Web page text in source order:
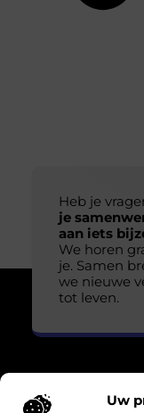
Uw
Heb je
je
aan iets
We horen
je. Samen
we nieuwe
tot leven.
Over Losser